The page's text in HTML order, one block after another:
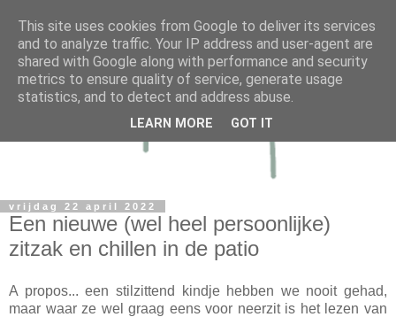
vrijdag 22 april 2022
Een nieuwe (wel heel persoonlijke)
zitzak en chillen in de patio
A propos... een stilzittend kindje hebben we nooit gehad,
maar waar ze wel graag eens voor neerzit is het lezen van
This site uses cookies from Google to deliver its services
and to analyze traffic. Your IP address and user-agent are
shared with Google along with performance and security
metrics to ensure quality of service, generate usage
statistics, and to detect and address abuse.
LEARN MORE GOT IT